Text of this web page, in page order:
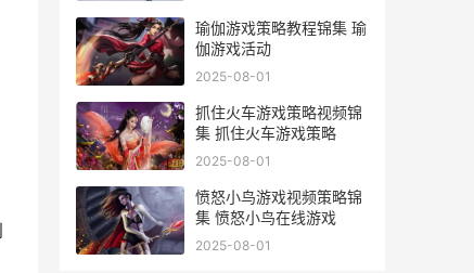
瑜伽游戏策略教程锦集 瑜
伽游戏活动
2025-08-01
抓住火车游戏策略视频锦
集 抓住火车游戏策略
2025-08-01
愤怒小鸟游戏视频策略锦
集 愤怒小鸟在线游戏
2025-08-01